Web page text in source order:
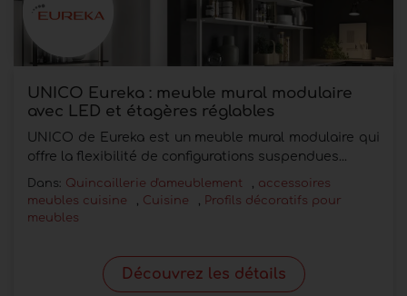
UNICO Eureka : meuble mural modulaire
avec LED et étagères réglables
UNICO de Eureka est un meuble mural modulaire qui
offre la flexibilité de configurations suspendues...
Dans: Quincaillerie d'ameublement
accessoires
meubles cuisine
Cuisine
Profils décoratifs pour
meubles
Découvrez les détails